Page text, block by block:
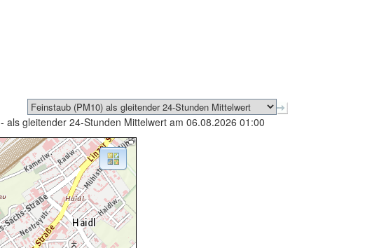
- als gleitender 24-Stunden Mittelwert am 06.08.2026 01:00